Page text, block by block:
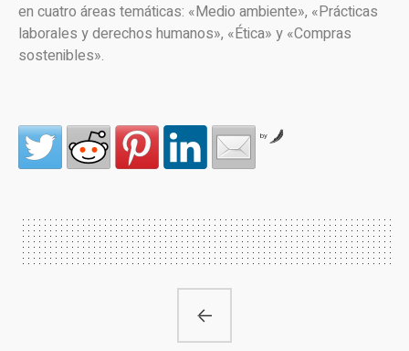
en cuatro áreas temáticas: «Medio ambiente», «Prácticas
laborales y derechos humanos», «Ética» y «Compras
sostenibles».
by